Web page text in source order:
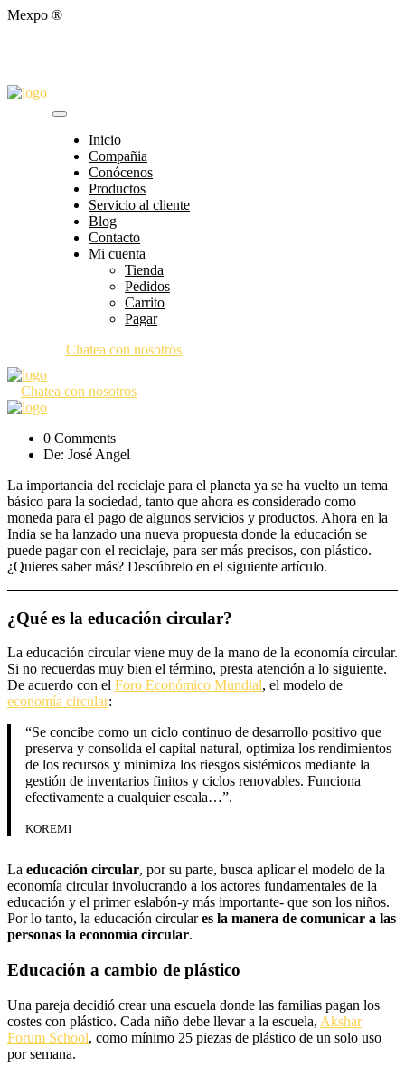
Mexpo ®
Inicio
Compañia
Conócenos
Productos
Servicio al cliente
Blog
Contacto
Mi cuenta
Tienda
Pedidos
Carrito
Pagar
Chatea con nosotros
Chatea con nosotros
0 Comments
De: José Angel
La importancia del reciclaje para el planeta ya se ha vuelto un tema
básico para la sociedad, tanto que ahora es considerado como
moneda para el pago de algunos servicios y productos. Ahora en la
India se ha lanzado una nueva propuesta donde la educación se
puede pagar con el reciclaje, para ser más precisos, con plástico.
¿Quieres saber más? Descúbrelo en el siguiente artículo.
¿Qué es la educación circular?
La educación circular viene muy de la mano de la economía circular.
Si no recuerdas muy bien el término, presta atención a lo siguiente.
De acuerdo con el Foro Económico Mundial, el modelo de
economía circular:
“Se concibe como un ciclo continuo de desarrollo positivo que
preserva y consolida el capital natural, optimiza los rendimientos
de los recursos y minimiza los riesgos sistémicos mediante la
gestión de inventarios finitos y ciclos renovables. Funciona
efectivamente a cualquier escala…”.
KOREMI
La educación circular, por su parte, busca aplicar el modelo de la
economía circular involucrando a los actores fundamentales de la
educación y el primer eslabón-y más importante- que son los niños.
Por lo tanto, la educación circulares la manera de comunicar a las
personas la economía circular.
Educación a cambio de plástico
Una pareja decidió crear una escuela donde las familias pagan los
costes con plástico. Cada niño debe llevar a la escuela, Akshar
Forum School, como mínimo 25 piezas de plástico de un solo uso
por semana.